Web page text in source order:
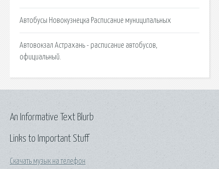
Автобусы Новокузнецка Расписание муниципальных
Автовокзал Астрахань - расписание автобусов,
официальный.
Links to Important Stuff
Скачать музык на телефон
An Informative Text Blurb